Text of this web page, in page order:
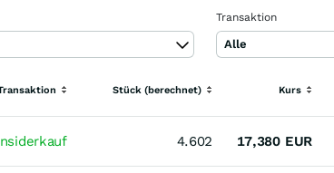
Transaktion
Alle
Stück (berechnet) Kurs
4.602 17,380 EUR